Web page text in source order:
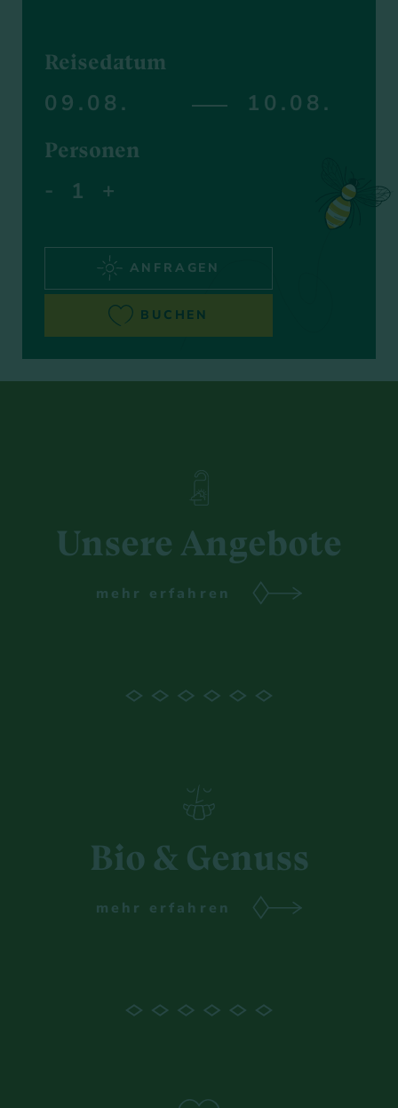
Reisedatum
Personen
- +
ANFRAGEN
BUCHEN
Unsere Angebote
mehr erfahren
Bio & Genuss
mehr erfahren